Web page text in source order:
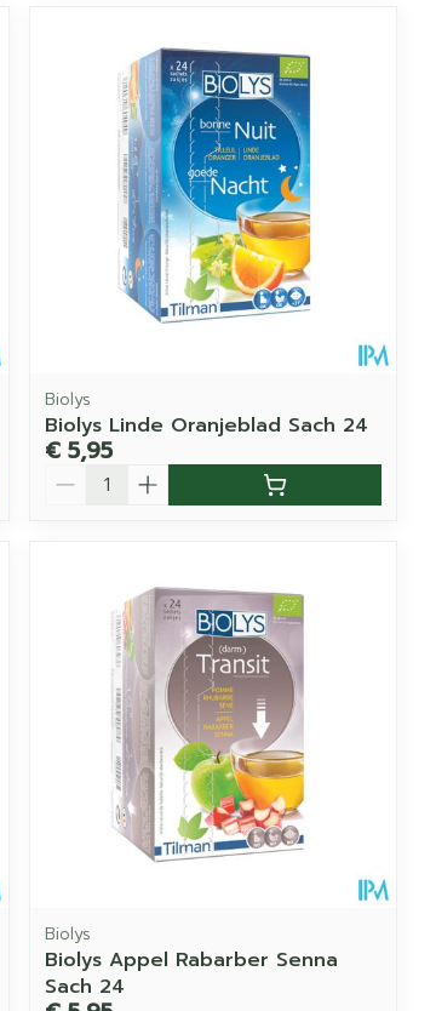
Biolys
Biolys Linde Oranjeblad Sach 24
€ 5,95
Aantal
Biolys
Biolys Appel Rabarber Senna
Sach 24